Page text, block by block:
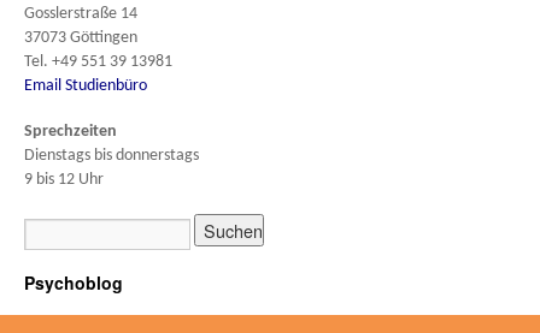
Gosslerstraße 14
37073 Göttingen
Tel. +49 551 39 13981
Email Studienbüro
Sprechzeiten
Dienstags bis donnerstags
9 bis 12 Uhr
Psychoblog